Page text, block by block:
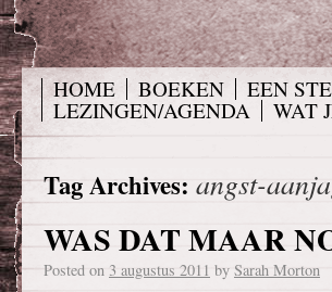
HOME BOEKEN
EEN
LEZINGEN/AGENDA
WAT
Tag Archives: angst-
WAS DAT MAAR
Posted on 3 augustus 2011 by Sarah Morton